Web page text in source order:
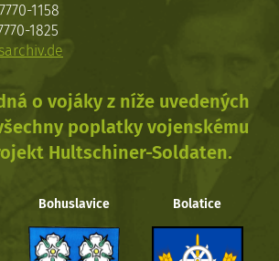
1158
1825
o vojáky z níže uvedených
poplatky vojenskému
Hultschiner-Soldaten.
Bohuslavice Bolatice